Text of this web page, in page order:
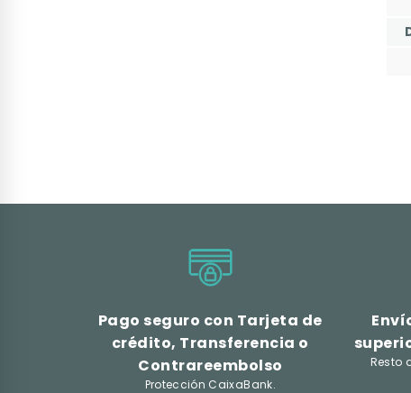
Pago seguro con Tarjeta de
crédito, Transferencia o
Contrareembolso
Protección CaixaBank.
Resto